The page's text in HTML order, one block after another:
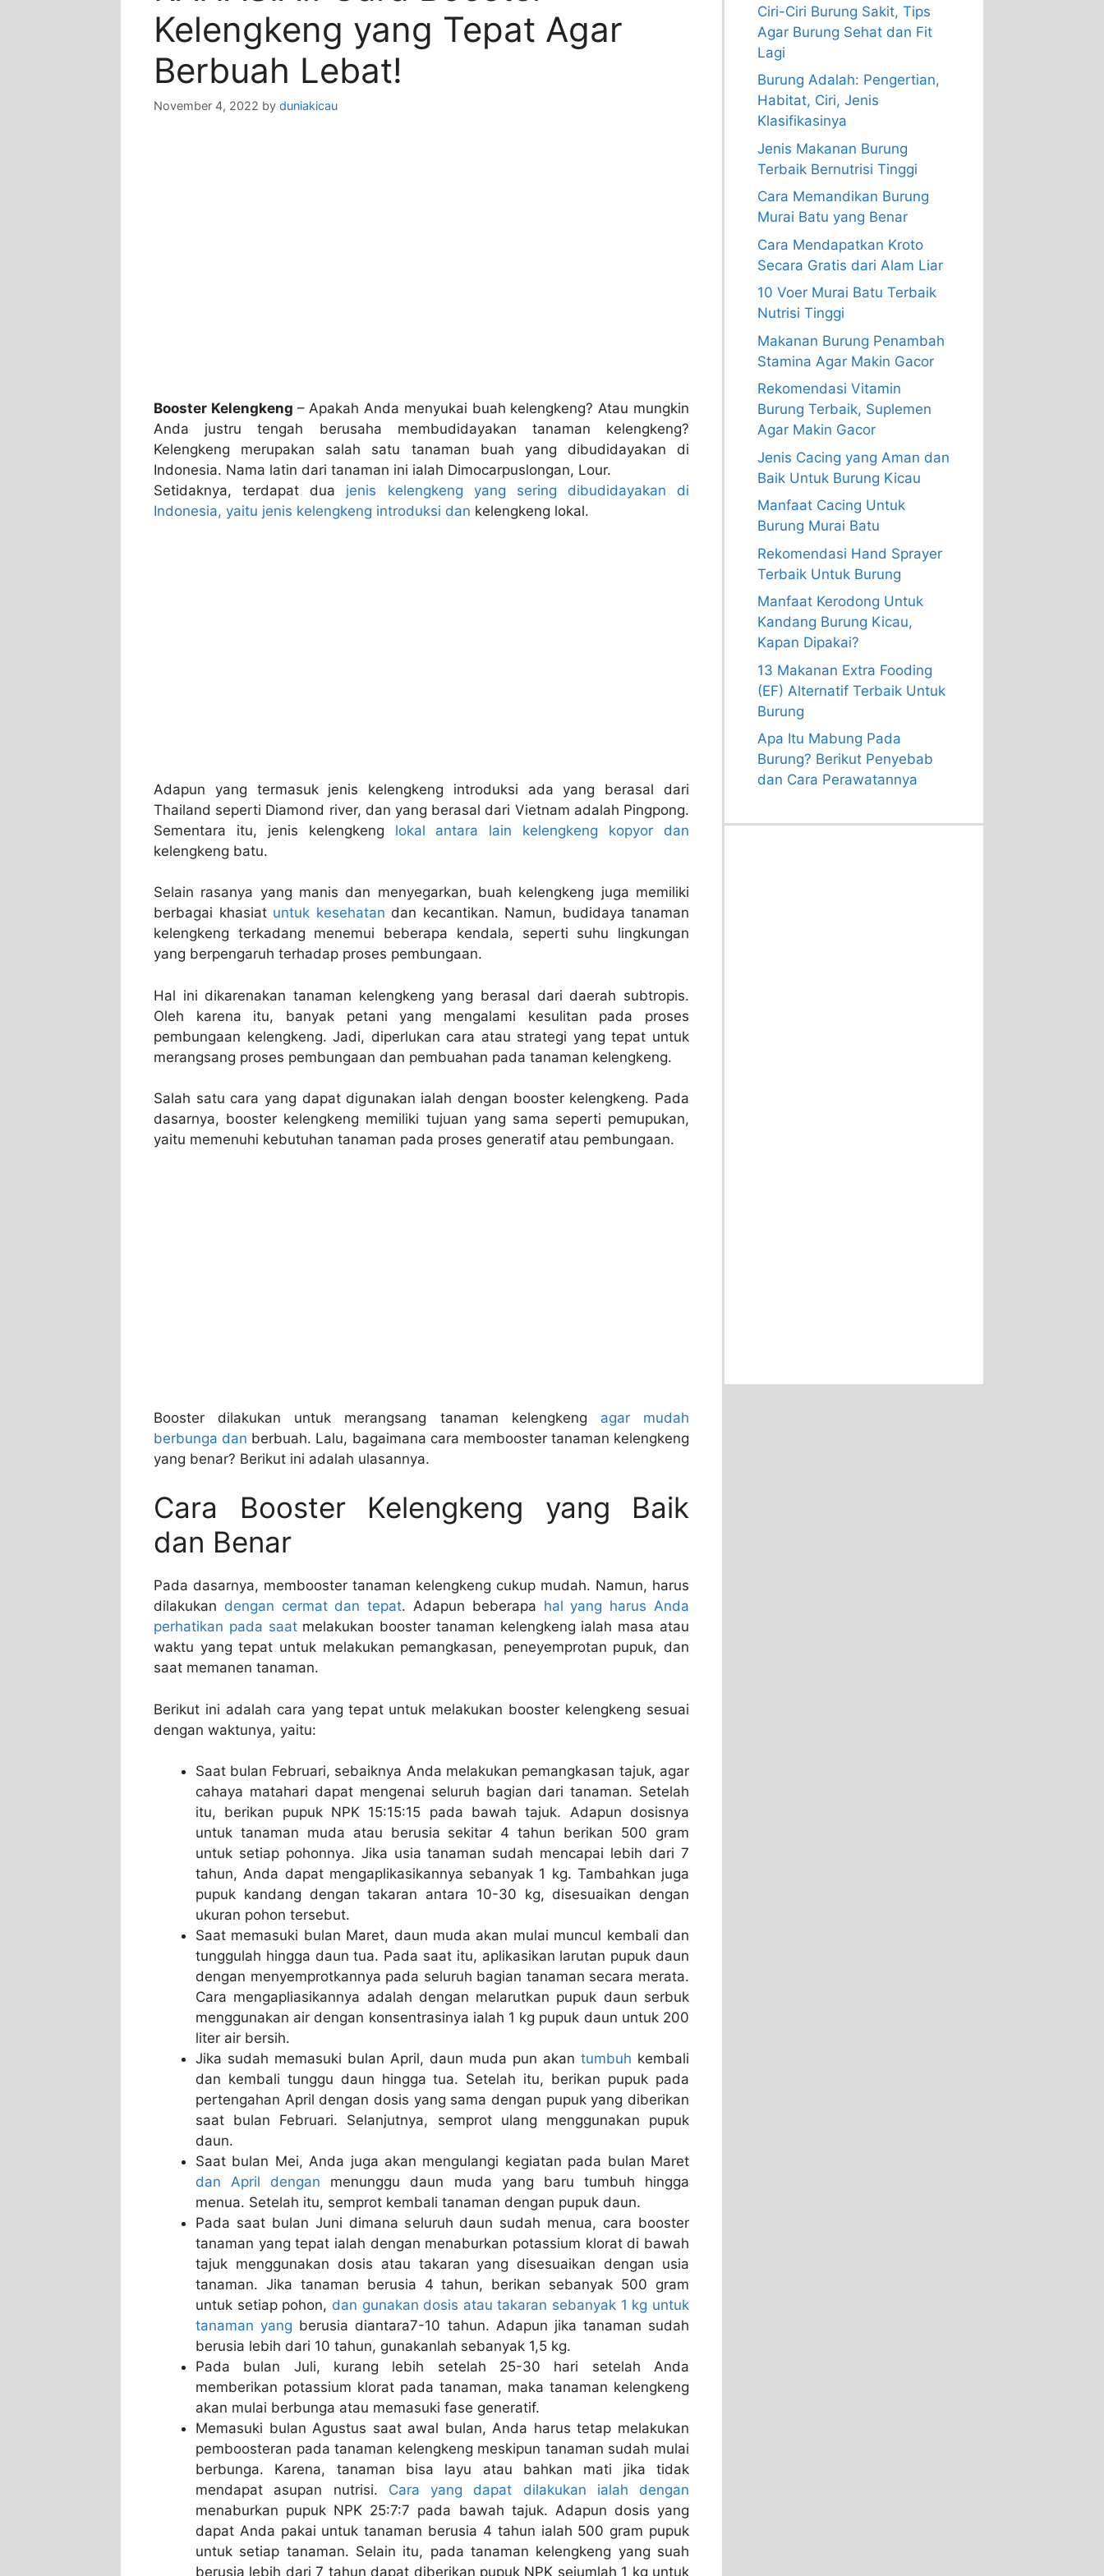
Kelengkeng yang Tepat Agar
Berbuah Lebat!
November 4, 2022 by duniakicau
Booster Kelengkeng – Apakah Anda menyukai buah kelengkeng? Atau mungkin
Anda justru tengah berusaha membudidayakan tanaman kelengkeng?
Kelengkeng merupakan salah satu tanaman buah yang dibudidayakan di
Indonesia. Nama latin dari tanaman ini ialah Dimocarpuslongan, Lour.
Setidaknya, terdapat dua jenis kelengkeng yang sering dibudidayakan di
Indonesia, yaitu jenis kelengkeng introduksi dan kelengkeng lokal.
Adapun yang termasuk jenis kelengkeng introduksi ada yang berasal dari
Thailand seperti Diamond river, dan yang berasal dari Vietnam adalah Pingpong.
Sementara itu, jenis kelengkeng lokal antara lain kelengkeng kopyor dan
kelengkeng batu.
Selain rasanya yang manis dan menyegarkan, buah kelengkeng juga memiliki
berbagai khasiat untuk kesehatan dan kecantikan. Namun, budidaya tanaman
kelengkeng terkadang menemui beberapa kendala, seperti suhu lingkungan
yang berpengaruh terhadap proses pembungaan.
Hal ini dikarenakan tanaman kelengkeng yang berasal dari daerah subtropis.
Oleh karena itu, banyak petani yang mengalami kesulitan pada proses
pembungaan kelengkeng. Jadi, diperlukan cara atau strategi yang tepat untuk
merangsang proses pembungaan dan pembuahan pada tanaman kelengkeng.
Salah satu cara yang dapat digunakan ialah dengan booster kelengkeng. Pada
dasarnya, booster kelengkeng memiliki tujuan yang sama seperti pemupukan,
yaitu memenuhi kebutuhan tanaman pada proses generatif atau pembungaan.
Booster dilakukan untuk merangsang tanaman kelengkeng agar mudah
berbunga dan berbuah. Lalu, bagaimana cara membooster tanaman kelengkeng
yang benar? Berikut ini adalah ulasannya.
Cara Booster Kelengkeng yang Baik
dan Benar
Pada dasarnya, membooster tanaman kelengkeng cukup mudah. Namun, harus
dilakukan dengan cermat dan tepat. Adapun beberapa hal yang harus Anda
perhatikan pada saatmelakukan booster tanaman kelengkeng ialah masa atau
waktu yang tepat untuk melakukan pemangkasan, peneyemprotan pupuk, dan
saat memanen tanaman.
Berikut ini adalah cara yang tepat untuk melakukan booster kelengkeng sesuai
dengan waktunya, yaitu:
Saat bulan Februari, sebaiknya Anda melakukan pemangkasan tajuk, agar
cahaya matahari dapat mengenai seluruh bagian dari tanaman. Setelah
itu, berikan pupuk NPK 15:15:15 pada bawah tajuk. Adapun dosisnya
untuk tanaman muda atau berusia sekitar 4 tahun berikan 500 gram
untuk setiap pohonnya. Jika usia tanaman sudah mencapai lebih dari 7
tahun, Anda dapat mengaplikasikannya sebanyak 1 kg. Tambahkan juga
pupuk kandang dengan takaran antara 10-30 kg, disesuaikan dengan
ukuran pohon tersebut.
Saat memasuki bulan Maret, daun muda akan mulai muncul kembali dan
tunggulah hingga daun tua. Pada saat itu, aplikasikan larutan pupuk daun
dengan menyemprotkannya pada seluruh bagian tanaman secara merata.
Cara mengapliasikannya adalah dengan melarutkan pupuk daun serbuk
menggunakan air dengan konsentrasinya ialah 1 kg pupuk daun untuk 200
liter air bersih.
Jika sudah memasuki bulan April, daun muda pun akan tumbuh kembali
dan kembali tunggu daun hingga tua. Setelah itu, berikan pupuk pada
pertengahan April dengan dosis yang sama dengan pupuk yang diberikan
saat bulan Februari. Selanjutnya, semprot ulang menggunakan pupuk
daun.
Saat bulan Mei, Anda juga akan mengulangi kegiatan pada bulan Maret
dan April dengan menunggu daun muda yang baru tumbuh hingga
menua. Setelah itu, semprot kembali tanaman dengan pupuk daun.
Pada saat bulan Juni dimana seluruh daun sudah menua, cara booster
tanaman yang tepat ialah dengan menaburkan potassium klorat di bawah
tajuk menggunakan dosis atau takaran yang disesuaikan dengan usia
tanaman. Jika tanaman berusia 4 tahun, berikan sebanyak 500 gram
untuk setiap pohon, dan gunakan dosis atau takaran sebanyak 1 kg untuk
tanaman yang berusia diantara7-10 tahun. Adapun jika tanaman sudah
berusia lebih dari 10 tahun, gunakanlah sebanyak 1,5 kg.
Pada bulan Juli, kurang lebih setelah 25-30 hari setelah Anda
memberikan potassium klorat pada tanaman, maka tanaman kelengkeng
akan mulai berbunga atau memasuki fase generatif.
Memasuki bulan Agustus saat awal bulan, Anda harus tetap melakukan
pemboosteran pada tanaman kelengkeng meskipun tanaman sudah mulai
berbunga. Karena, tanaman bisa layu atau bahkan mati jika tidak
mendapat asupan nutrisi. Cara yang dapat dilakukan ialah dengan
menaburkan pupuk NPK 25:7:7 pada bawah tajuk. Adapun dosis yang
dapat Anda pakai untuk tanaman berusia 4 tahun ialah 500 gram pupuk
untuk setiap tanaman. Selain itu, pada tanaman kelengkeng yang suah
berusia lebih dari 7 tahun dapat diberikan pupuk NPK sejumlah 1 kg untuk
Ciri-Ciri Burung Sakit, Tips
Agar Burung Sehat dan Fit
Lagi
Burung Adalah: Pengertian,
Habitat, Ciri, Jenis
Klasifikasinya
Jenis Makanan Burung
Terbaik Bernutrisi Tinggi
Cara Memandikan Burung
Murai Batu yang Benar
Cara Mendapatkan Kroto
Secara Gratis dari Alam Liar
10 Voer Murai Batu Terbaik
Nutrisi Tinggi
Makanan Burung Penambah
Stamina Agar Makin Gacor
Rekomendasi Vitamin
Burung Terbaik, Suplemen
Agar Makin Gacor
Jenis Cacing yang Aman dan
Baik Untuk Burung Kicau
Manfaat Cacing Untuk
Burung Murai Batu
Rekomendasi Hand Sprayer
Terbaik Untuk Burung
Manfaat Kerodong Untuk
Kandang Burung Kicau,
Kapan Dipakai?
13 Makanan Extra Fooding
(EF) Alternatif Terbaik Untuk
Burung
Apa Itu Mabung Pada
Burung? Berikut Penyebab
dan Cara Perawatannya